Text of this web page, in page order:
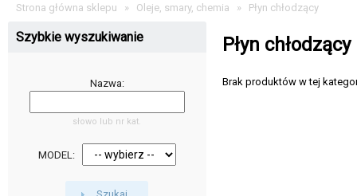
Strona główna sklepu » Oleje, smary, chemia » Płyn chłodzący
Płyn chłodzący
Brak produktów w tej
Szybkie wyszukiwanie
Nazwa:
słowo lub nr kat.
MODEL:
Szukaj